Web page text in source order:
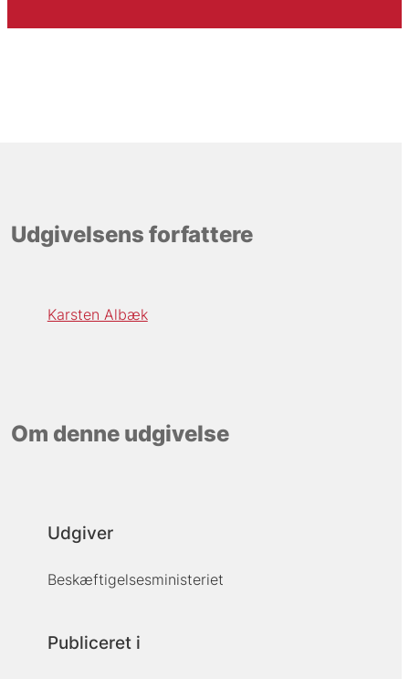
Udgivelsens forfattere
Karsten Albæk
Om denne udgivelse
Udgiver
Beskæftigelsesministeriet
Publiceret i